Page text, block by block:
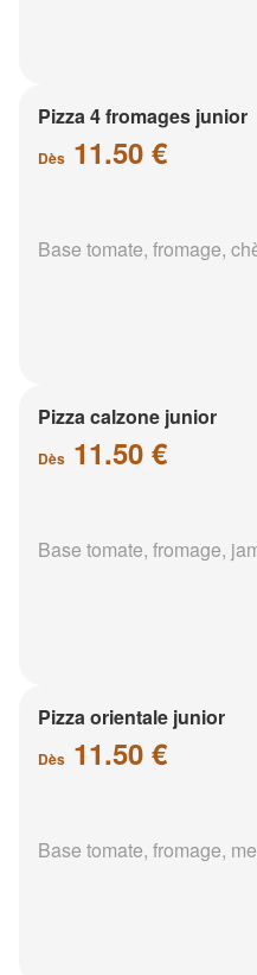
Pizza 4 fromages junior
Dès 11.50 €
Base tomate, fromage,
Pizza calzone junior
Dès 11.50 €
Base tomate, fromage,
Pizza orientale junior
Dès 11.50 €
Base tomate, fromage,